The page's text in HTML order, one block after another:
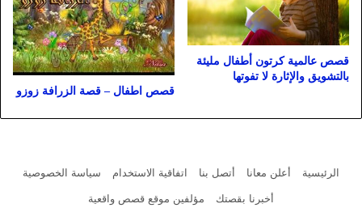
قصص عالمية كرتون أطفال مليئة
بالتشويق والإثارة لا تفوتها
قصص اطفال – قصة الزرافة زوزو
الرئيسية أعلن معانا أتصل بنا اتفاقية الاستخدام
سياسة الخصوصية
أخبرنا بقصتك
مؤلفين موقع قصص واقعية